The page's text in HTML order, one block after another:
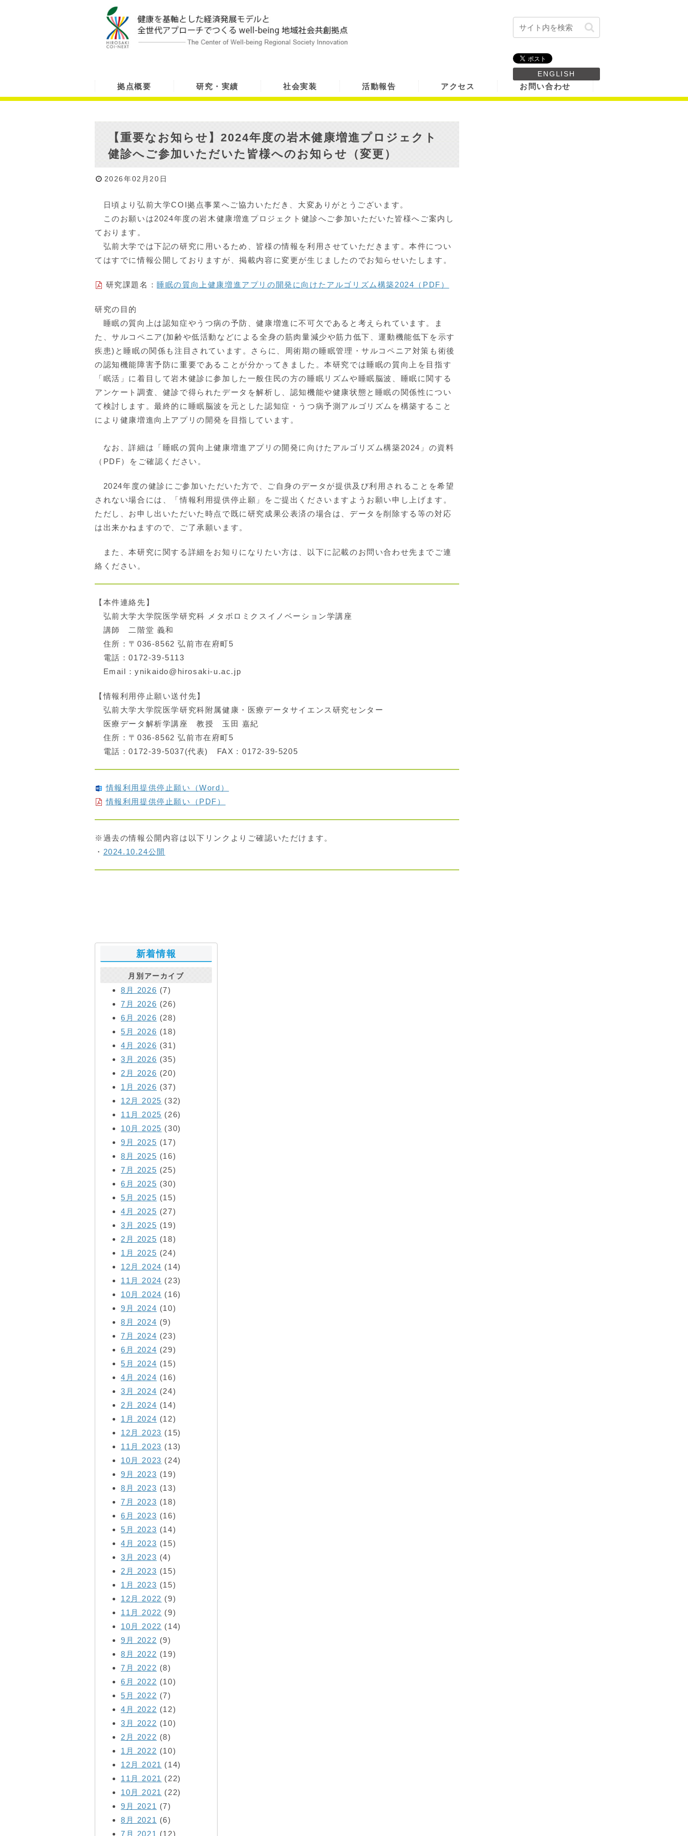
ENGLISH
拠点概要 研究・実績 社会実装 活動報告 アクセス お問い合わせ
【重要なお知らせ】2024年度の岩木健康増進プロジェクト
健診へご参加いただいた皆様へのお知らせ（変更）
2026年02月20日
日頃より弘前大学COI拠点事業へご協力いただき、大変ありがとうございます。
このお願いは2024年度の岩木健康増進プロジェクト健診へご参加いただいた皆様へご案内し
ております。
弘前大学では下記の研究に用いるため、皆様の情報を利用させていただきます。本件につい
てはすでに情報公開しておりますが、掲載内容に変更が生じましたのでお知らせいたします。
研究課題名：睡眠の質向上健康増進アプリの開発に向けたアルゴリズム構築2024（PDF）
研究の目的
睡眠の質向上は認知症やうつ病の予防、健康増進に不可欠であると考えられています。ま
た、サルコペニア(加齢や低活動などによる全身の筋肉量減少や筋力低下、運動機能低下を示す
疾患)と睡眠の関係も注目されています。さらに、周術期の睡眠管理・サルコペニア対策も術後
の認知機能障害予防に重要であることが分かってきました。本研究では睡眠の質向上を目指す
「眠活」に着目して岩木健診に参加した一般住民の方の睡眠リズムや睡眠脳波、睡眠に関する
アンケート調査、健診で得られたデータを解析し、認知機能や健康状態と睡眠の関係性につい
て検討します。最終的に睡眠脳波を元とした認知症・うつ病予測アルゴリズムを構築すること
により健康増進向上アプリの開発を目指しています。
なお、詳細は「睡眠の質向上健康増進アプリの開発に向けたアルゴリズム構築2024」の資料
（PDF）をご確認ください。
2024年度の健診にご参加いただいた方で、ご自身のデータが提供及び利用されることを希望
されない場合には、「情報利用提供停止願」をご提出くださいますようお願い申し上げます。
ただし、お申し出いただいた時点で既に研究成果公表済の場合は、データを削除する等の対応
は出来かねますので、ご了承願います。
また、本研究に関する詳細をお知りになりたい方は、以下に記載のお問い合わせ先までご連
絡ください。
【本件連絡先】
弘前大学大学院医学研究科 メタボロミクスイノベーション学講座
講師 二階堂 義和
住所：〒036-8562 弘前市在府町5
電話：0172-39-5113
Email：ynikaido@hirosaki-u.ac.jp
【情報利用停止願い送付先】
弘前大学大学院医学研究科附属健康・医療データサイエンス研究センター
医療データ解析学講座 教授 玉田 嘉紀
住所：〒036-8562 弘前市在府町5
電話：0172-39-5037(代表) FAX：0172-39-5205
情報利用提供停止願い（Word）
情報利用提供停止願い（PDF）
※過去の情報公開内容は以下リンクよりご確認いただけます。
・ 2024.10.24公開
新着情報
月別アーカイブ
8月 2026 (7)
7月 2026 (26)
6月 2026 (28)
5月 2026 (18)
4月 2026 (31)
3月 2026 (35)
2月 2026 (20)
1月 2026 (37)
12月 2025 (32)
11月 2025 (26)
10月 2025 (30)
9月 2025 (17)
8月 2025 (16)
7月 2025 (25)
6月 2025 (30)
5月 2025 (15)
4月 2025 (27)
3月 2025 (19)
2月 2025 (18)
1月 2025 (24)
12月 2024 (14)
11月 2024 (23)
10月 2024 (16)
9月 2024 (10)
8月 2024 (9)
7月 2024 (23)
6月 2024 (29)
5月 2024 (15)
4月 2024 (16)
3月 2024 (24)
2月 2024 (14)
1月 2024 (12)
12月 2023 (15)
11月 2023 (13)
10月 2023 (24)
9月 2023 (19)
8月 2023 (13)
7月 2023 (18)
6月 2023 (16)
5月 2023 (14)
4月 2023 (15)
3月 2023 (4)
2月 2023 (15)
1月 2023 (15)
12月 2022 (9)
11月 2022 (9)
10月 2022 (14)
9月 2022 (9)
8月 2022 (19)
7月 2022 (8)
6月 2022 (10)
5月 2022 (7)
4月 2022 (12)
3月 2022 (10)
2月 2022 (8)
1月 2022 (10)
12月 2021 (14)
11月 2021 (22)
10月 2021 (22)
9月 2021 (7)
8月 2021 (6)
7月 2021 (12)